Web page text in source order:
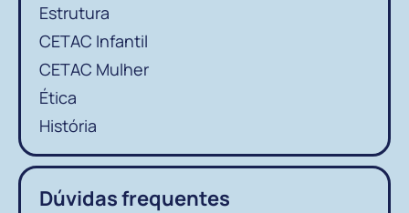
Estrutura
CETAC Infantil
CETAC Mulher
Ética
História
Dúvidas frequentes